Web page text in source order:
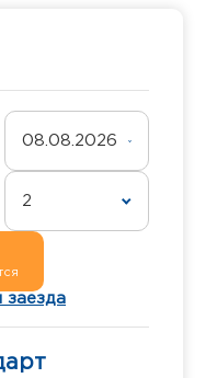
08.08.2026
2
заезда